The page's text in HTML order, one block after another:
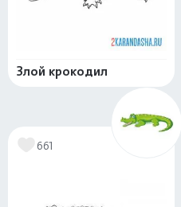
Злой крокодил
661